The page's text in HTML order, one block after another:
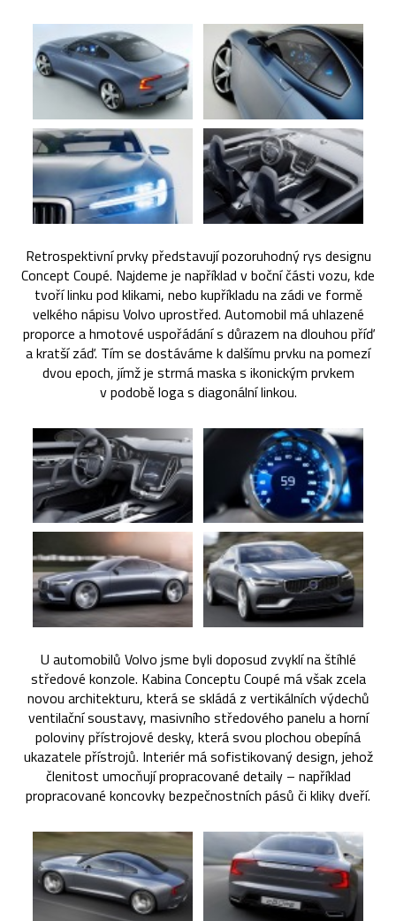
Retrospektivní prvky představují pozoruhodný rys designu
Concept Coupé. Najdeme je například v boční části vozu, kde
tvoří linku pod klikami, nebo kupříkladu na zádi ve formě
velkého nápisu Volvo uprostřed. Automobil má uhlazené
proporce a hmotové uspořádání s důrazem na dlouhou příď
a kratší záď. Tím se dostáváme k dalšímu prvku na pomezí
dvou epoch, jímž je strmá maska s ikonickým prvkem
v podobě loga s diagonální linkou.
U automobilů Volvo jsme byli doposud zvyklí na štíhlé
středové konzole. Kabina Conceptu Coupé má však zcela
novou architekturu, která se skládá z vertikálních výdechů
ventilační soustavy, masivního středového panelu a horní
poloviny přístrojové desky, která svou plochou obepíná
ukazatele přístrojů. Interiér má sofistikovaný design, jehož
členitost umocňují propracované detaily – například
propracované koncovky bezpečnostních pásů či kliky dveří.